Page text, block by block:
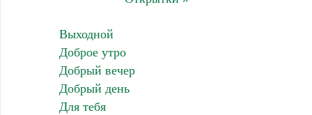
Выходной
Доброе утро
Добрый вечер
Добрый день
Для тебя